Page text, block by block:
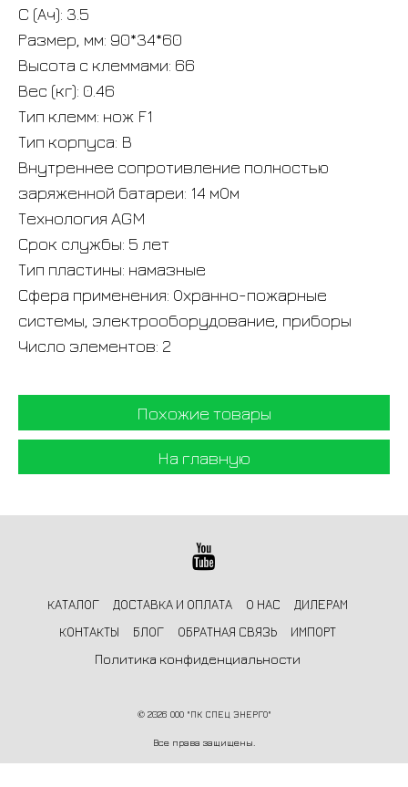
C (Ач): 3.5
Размер, мм: 90*34*60
Высота с клеммами: 66
Вес (кг): 0.46
Тип клемм: нож F1
Тип корпуса: B
Внутреннее сопротивление полностью
заряженной батареи: 14 мОм
Технология AGM
Срок службы: 5 лет
Тип пластины: намазные
Сфера применения: Охранно-пожарные
системы, электрооборудование, приборы
Число элементов: 2
Похожие товары
На главную
КАТАЛОГ ДОСТАВКА И ОПЛАТА О НАС
ДИЛЕРАМ
КОНТАКТЫ
БЛОГ ОБРАТНАЯ СВЯЗЬ
ИМПОРТ
Политика конфиденциальности
© 2026 ООО "ПК СПЕЦ ЭНЕРГО"
Все права защищены.